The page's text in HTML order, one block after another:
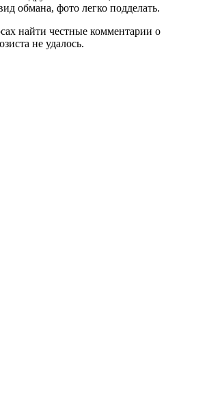
обмана, фото легко подделать.
найти честные комментарии о
не удалось.